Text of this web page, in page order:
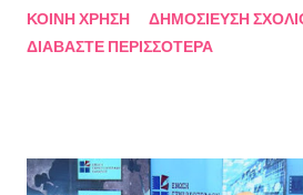
συμβάσεις ασύμβατες με το εγώ μου,
Σχετικά με την συγγραφέα Η Ελίζα
ΚΟΙΝΉ ΧΡΉΣΗ
ΔΗΜΟΣΊΕΥΣΗ
ΔΙΑΒΆΣΤΕ ΠΕΡΙΣΣΌΤΕΡΑ